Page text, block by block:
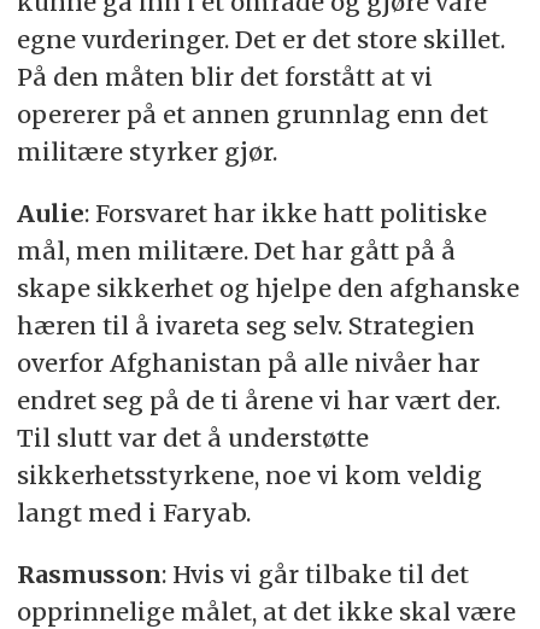
egne vurderinger. Det er det store skillet.
På den måten blir det forstått at vi
opererer på et annen grunnlag enn det
militære styrker gjør.
Aulie: Forsvaret har ikke hatt politiske
mål, men militære. Det har gått på å
skape sikkerhet og hjelpe den afghanske
hæren til å ivareta seg selv. Strategien
overfor Afghanistan på alle nivåer har
endret seg på de ti årene vi har vært der.
Til slutt var det å understøtte
sikkerhetsstyrkene, noe vi kom veldig
langt med i Faryab.
Rasmusson: Hvis vi går tilbake til det
opprinnelige målet, at det ikke skal være